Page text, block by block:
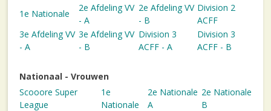
1e Nationale
2e Afdeling VV
- A
2e Afdeling VV
- B
Division 2
ACFF
3e Afdeling VV
- A
3e Afdeling VV
- B
Division 3
ACFF - A
Division 3
ACFF - B
Nationaal - Vrouwen
Scooore Super
League
1e
Nationale
2e Nationale
A
2e Nationale
B